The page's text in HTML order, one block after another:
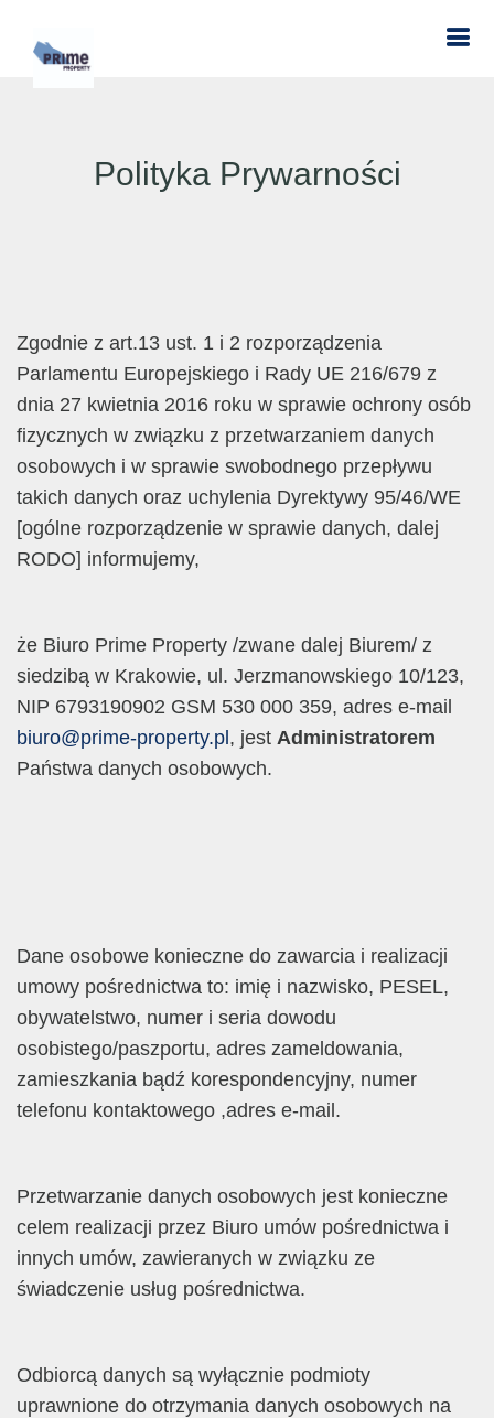
Polityka Prywarności
Zgodnie z art.13 ust. 1 i 2 rozporządzenia
Parlamentu Europejskiego i Rady UE 216/679 z
dnia 27 kwietnia 2016 roku w sprawie ochrony osób
fizycznych w związku z przetwarzaniem danych
osobowych i w sprawie swobodnego przepływu
takich danych oraz uchylenia Dyrektywy 95/46/WE
[ogólne rozporządzenie w sprawie danych, dalej
RODO] informujemy,
że Biuro Prime Property /zwane dalej Biurem/ z
siedzibą w Krakowie, ul. Jerzmanowskiego 10/123,
NIP 6793190902 GSM 530 000 359, adres e-mail
biuro@prime-property.pl , jest Administratorem
Państwa danych osobowych.
Dane osobowe konieczne do zawarcia i realizacji
umowy pośrednictwa to: imię i nazwisko, PESEL,
obywatelstwo, numer i seria dowodu
osobistego/paszportu, adres zameldowania,
zamieszkania bądź korespondencyjny, numer
telefonu kontaktowego ,adres e-mail.
Przetwarzanie danych osobowych jest konieczne
celem realizacji przez Biuro umów pośrednictwa i
innych umów, zawieranych w związku ze
świadczenie usług pośrednictwa.
Odbiorcą danych są wyłącznie podmioty
uprawnione do otrzymania danych osobowych na